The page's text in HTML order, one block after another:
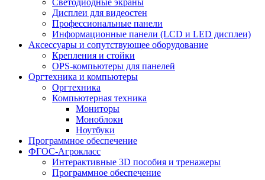
Дисплеи для видеостен
Профессиональные панели
Информационные панели (LCD и LED дисплеи)
Аксессуары и сопутствующее оборудование
Крепления и стойки
OPS-компьютеры для панелей
Оргтехника и компьютеры
Оргтехника
Компьютерная техника
Мониторы
Моноблоки
Ноутбуки
Программное обеспечение
ФГОС-Агрокласс
Интерактивные 3D пособия и тренажеры
Программное обеспечение